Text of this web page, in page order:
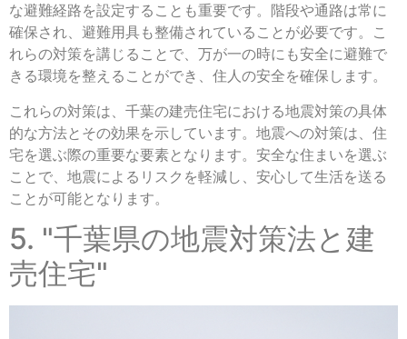
な避難経路を設定することも重要です。階段や通路は常に
確保され、避難用具も整備されていることが必要です。こ
れらの対策を講じることで、万が一の時にも安全に避難で
きる環境を整えることができ、住人の安全を確保します。
これらの対策は、千葉の建売住宅における地震対策の具体
的な方法とその効果を示しています。地震への対策は、住
宅を選ぶ際の重要な要素となります。安全な住まいを選ぶ
ことで、地震によるリスクを軽減し、安心して生活を送る
ことが可能となります。
5. "千葉県の地震対策法と建
売住宅"